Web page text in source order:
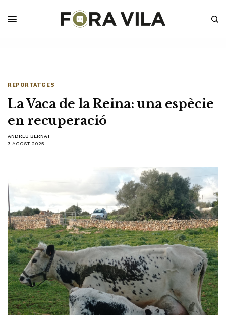
REPORTATGES
La Vaca de la Reina: una espècie
en recuperació
ANDREU BERNAT
3 AGOST 2025